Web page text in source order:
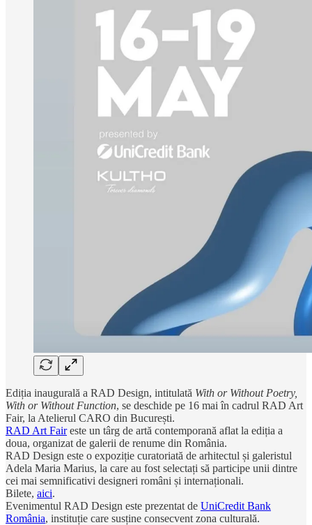
Ediția inaugurală a RAD Design, intitulată With or Without Poetry,
With or Without Function, se deschide pe 16 mai în cadrul RAD Art
Fair, la Atelierul CARO din București.
RAD Art Faireste un târg de artă contemporană aflat la ediția a
doua, organizat de galerii de renume din România.
RAD Design este o expoziție curatoriată de arhitectul și galeristul
Adela Maria Marius, la care au fost selectați să participe unii dintre
cei mai semnificativi designeri români și internaționali.
Bilete, aici.
Evenimentul RAD Design este prezentat de UniCredit Bank
România, instituție care susține consecvent zona culturală.